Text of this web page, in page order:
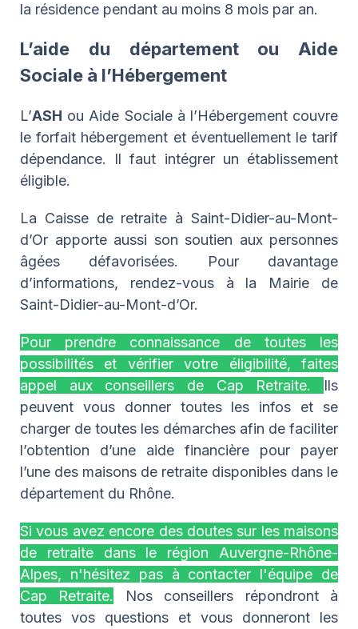
la résidence pendant au moins 8 mois par an.
L’aide du département ou Aide
Sociale à l’Hébergement
L’ASH ou Aide Sociale à l’Hébergement couvre
le forfait hébergement et éventuellement le tarif
dépendance. Il faut intégrer un établissement
éligible.
La Caisse de retraite à Saint-Didier-au-Mont-
d’Or apporte aussi son soutien aux personnes
âgées défavorisées. Pour davantage
d’informations, rendez-vous à la Mairie de
Saint-Didier-au-Mont-d’Or.
Pour prendre connaissance de toutes les
possibilités et vérifier votre éligibilité, faites
appel aux conseillers de Cap Retraite. Ils
peuvent vous donner toutes les infos et se
charger de toutes les démarches afin de faciliter
l’obtention d’une aide financière pour payer
l’une des maisons de retraite disponibles dans le
département du Rhône.
Si vous avez encore des doutes sur les maisons
de retraite dans le région Auvergne-Rhône-
Alpes, n'hésitez pas à contacter l'équipe de
Cap Retraite.
Nos conseillers répondront à
toutes vos questions et vous donneront les